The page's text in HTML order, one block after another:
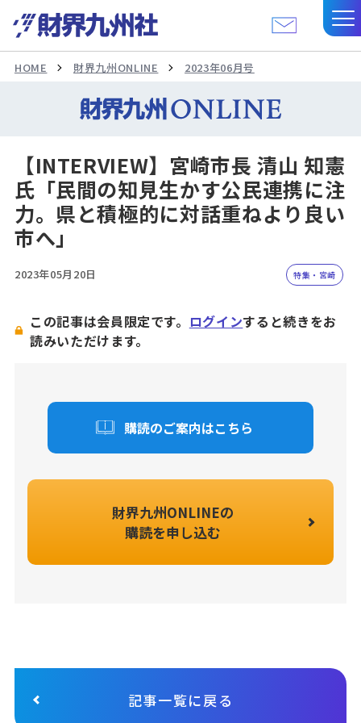
HOME 財界九州ONLINE 2023年06月号
【INTERVIEW】宮崎市長 清山 知憲
氏「民間の知見生かす公民連携に注
力。県と積極的に対話重ねより良い
市へ」
2023年05月20日 特集・宮崎
この記事は会員限定です。 ログインすると続きをお
読みいただけます。
購読のご案内はこちら
財界九州ONLINEの
購読を申し込む
記事一覧に戻る